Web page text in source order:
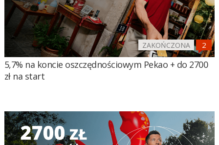
ZAKOŃCZONA
5,7% na koncie oszczędnościowym Pekao + do 2700
zł na start